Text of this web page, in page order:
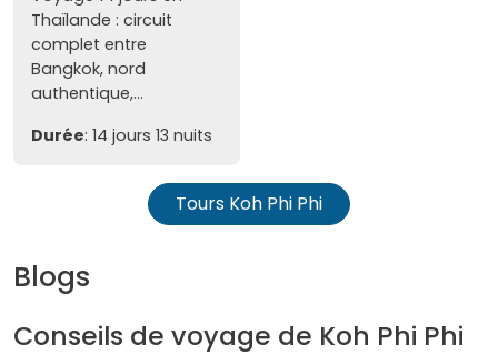
Thaïlande : circuit
complet entre
Bangkok, nord
authentique,...
Durée: 14 jours 13 nuits
Tours Koh Phi Phi
Blogs
Conseils de voyage de Koh Phi Phi